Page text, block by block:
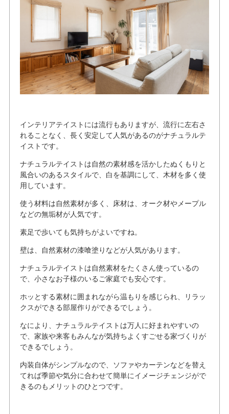
インテリアテイストには流行もありますが、流行に左右さ
れることなく、長く安定して人気があるのがナチュラルテ
イストです。
ナチュラルテイストは自然の素材感を活かしたぬくもりと
風合いのあるスタイルで、白を基調にして、木材を多く使
用しています。
使う材料は自然素材が多く、床材は、オーク材やメープル
などの無垢材が人気です。
素足で歩いても気持ちがよいですね。
壁は、自然素材の漆喰塗りなどが人気があります。
ナチュラルテイストは自然素材をたくさん使っているの
で、小さなお子様のいるご家庭でも安心です。
ホッとする素材に囲まれながら温もりを感じられ、リラッ
クスができる部屋作りができるでしょう。
なにより、ナチュラルテイストは万人に好まれやすいの
で、家族や来客もみんなが気持ちよくすごせる家づくりが
できるでしょう。
内装自体がシンプルなので、ソファやカーテンなどを替え
てれば季節や気分に合わせて簡単にイメージチェンジがで
きるのもメリットのひとつです。